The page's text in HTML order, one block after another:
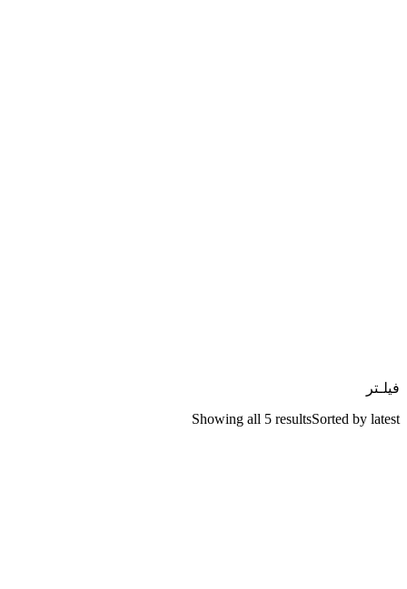
فیلـتر
Showing all 5 resultsSorted by latest